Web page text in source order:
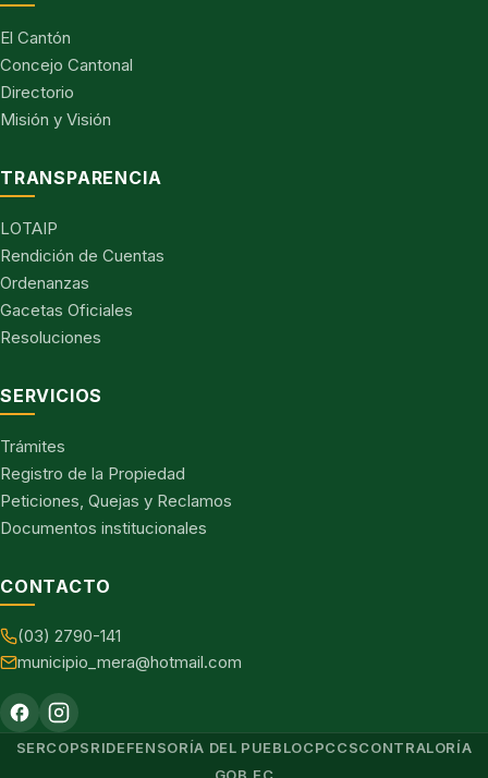
El Cantón
Concejo Cantonal
Directorio
Misión y Visión
TRANSPARENCIA
LOTAIP
Rendición de Cuentas
Ordenanzas
Gacetas Oficiales
Resoluciones
SERVICIOS
Trámites
Registro de la Propiedad
Peticiones, Quejas y Reclamos
Documentos institucionales
CONTACTO
(03) 2790-141
municipio_mera@hotmail.com
SERCOPSRIDEFENSORÍA DEL PUEBLOCPCCSCONTRALORÍA